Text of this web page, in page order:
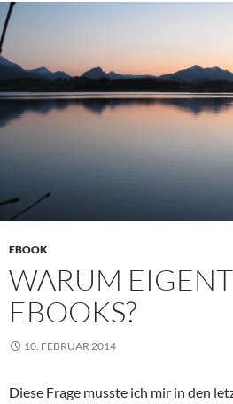
EBOOK
WARUM
EBOOKS?
10. FEBRUAR 2014
Diese Frage musste ich mir in den